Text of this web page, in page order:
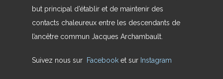
but principal d’établir et de maintenir des
contacts chaleureux entre les descendants de
l’ancêtre commun Jacques Archambault.
Suivez nous sur Facebook et sur Instagram